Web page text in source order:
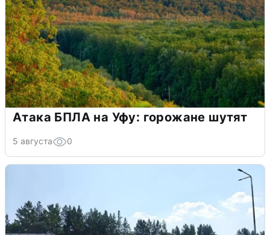
Атака БПЛА на Уфу: горожане шутят
5 августа 0